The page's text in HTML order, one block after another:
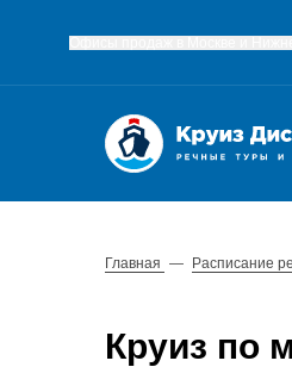
Главная — Расписание
Круиз по